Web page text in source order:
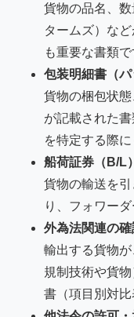
貨物の品名、
タームズ）な
も重要な書類で
包装明細書（
貨物の梱包状
が記載された
を特定する際に
船荷証券（B/L
貨物の輸送を
り、フォワー
外為法関連の
輸出する貨物
規制技術や貨
書（項目別対比